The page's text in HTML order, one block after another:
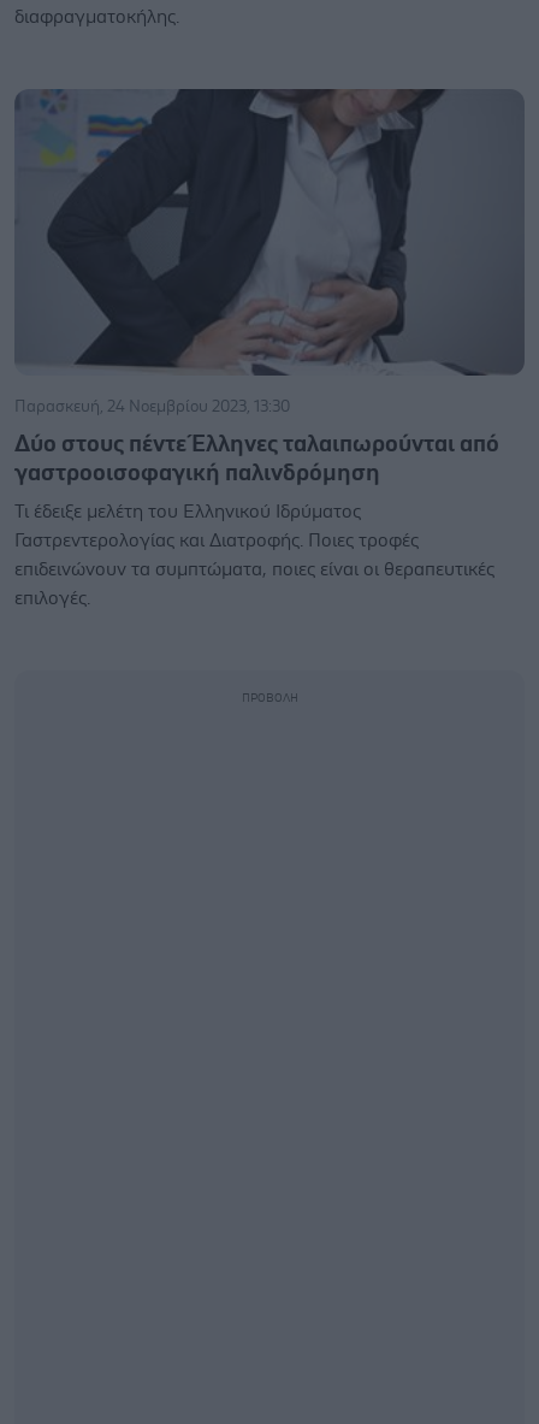
διαφραγματοκήλης.
Παρασκευή, 24 Νοεμβρίου 2023, 13:30
Δύο στους πέντε Έλληνες ταλαιπωρούνται από
γαστροοισοφαγική παλινδρόμηση
Τι έδειξε μελέτη του Ελληνικού Ιδρύματος
Γαστρεντερολογίας και Διατροφής. Ποιες τροφές
επιδεινώνουν τα συμπτώματα, ποιες είναι οι θεραπευτικές
επιλογές.